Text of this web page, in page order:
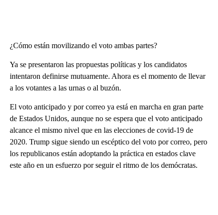
¿Cómo están movilizando el voto ambas partes?
Ya se presentaron las propuestas políticas y los candidatos
intentaron definirse mutuamente. Ahora es el momento de llevar
a los votantes a las urnas o al buzón.
El voto anticipado y por correo ya está en marcha en gran parte
de Estados Unidos, aunque no se espera que el voto anticipado
alcance el mismo nivel que en las elecciones de covid-19 de
2020. Trump sigue siendo un escéptico del voto por correo, pero
los republicanos están adoptando la práctica en estados clave
este año en un esfuerzo por seguir el ritmo de los demócratas.